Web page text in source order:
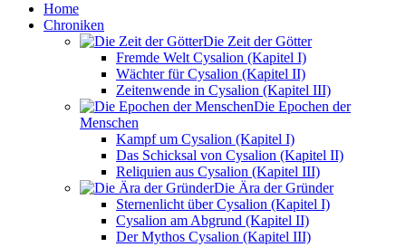
Home
Chroniken
Die Zeit der Götter
Fremde Welt Cysalion (Kapitel I)
Wächter für Cysalion (Kapitel II)
Zeitenwende in Cysalion (Kapitel III)
Die Epochen der
Menschen
Kampf um Cysalion (Kapitel I)
Das Schicksal von Cysalion (Kapitel II)
Reliquien aus Cysalion (Kapitel III)
Die Ära der Gründer
Sternenlicht über Cysalion (Kapitel I)
Cysalion am Abgrund (Kapitel II)
Der Mythos Cysalion (Kapitel III)